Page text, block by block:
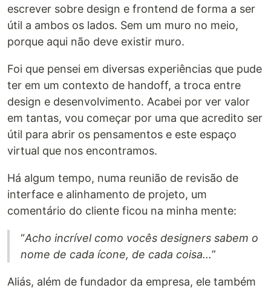
escrever sobre design e frontend de forma a ser
útil a ambos os lados. Sem um muro no meio,
porque aqui não deve existir muro.
Foi que pensei em diversas experiências que pude
ter em um contexto de handoff, a troca entre
design e desenvolvimento. Acabei por ver valor
em tantas, vou começar por uma que acredito ser
útil para abrir os pensamentos e este espaço
virtual que nos encontramos.
Há algum tempo, numa reunião de revisão de
interface e alinhamento de projeto, um
comentário do cliente ficou na minha mente:
“Acho incrível como vocês designers sabem o
nome de cada ícone, de cada coisa…”
Aliás, além de fundador da empresa, ele também